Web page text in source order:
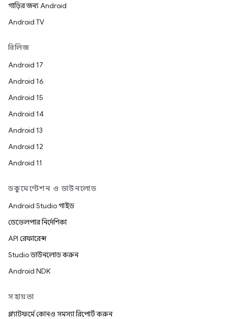
গাড়ির জন্য Android
Android TV
রিলিজ
Android 17
Android 16
Android 15
Android 14
Android 13
Android 12
Android 11
ডকুমেন্টেশন ও ডাউনলোড
Android Studio গাইড
ডেভেলপার নির্দেশিকা
API রেফারেন্স
Studio ডাউনলোড করুন
Android NDK
সহায়তা
প্ল্যাটফর্মে কোনও সমস্যা রিপোর্ট করুন